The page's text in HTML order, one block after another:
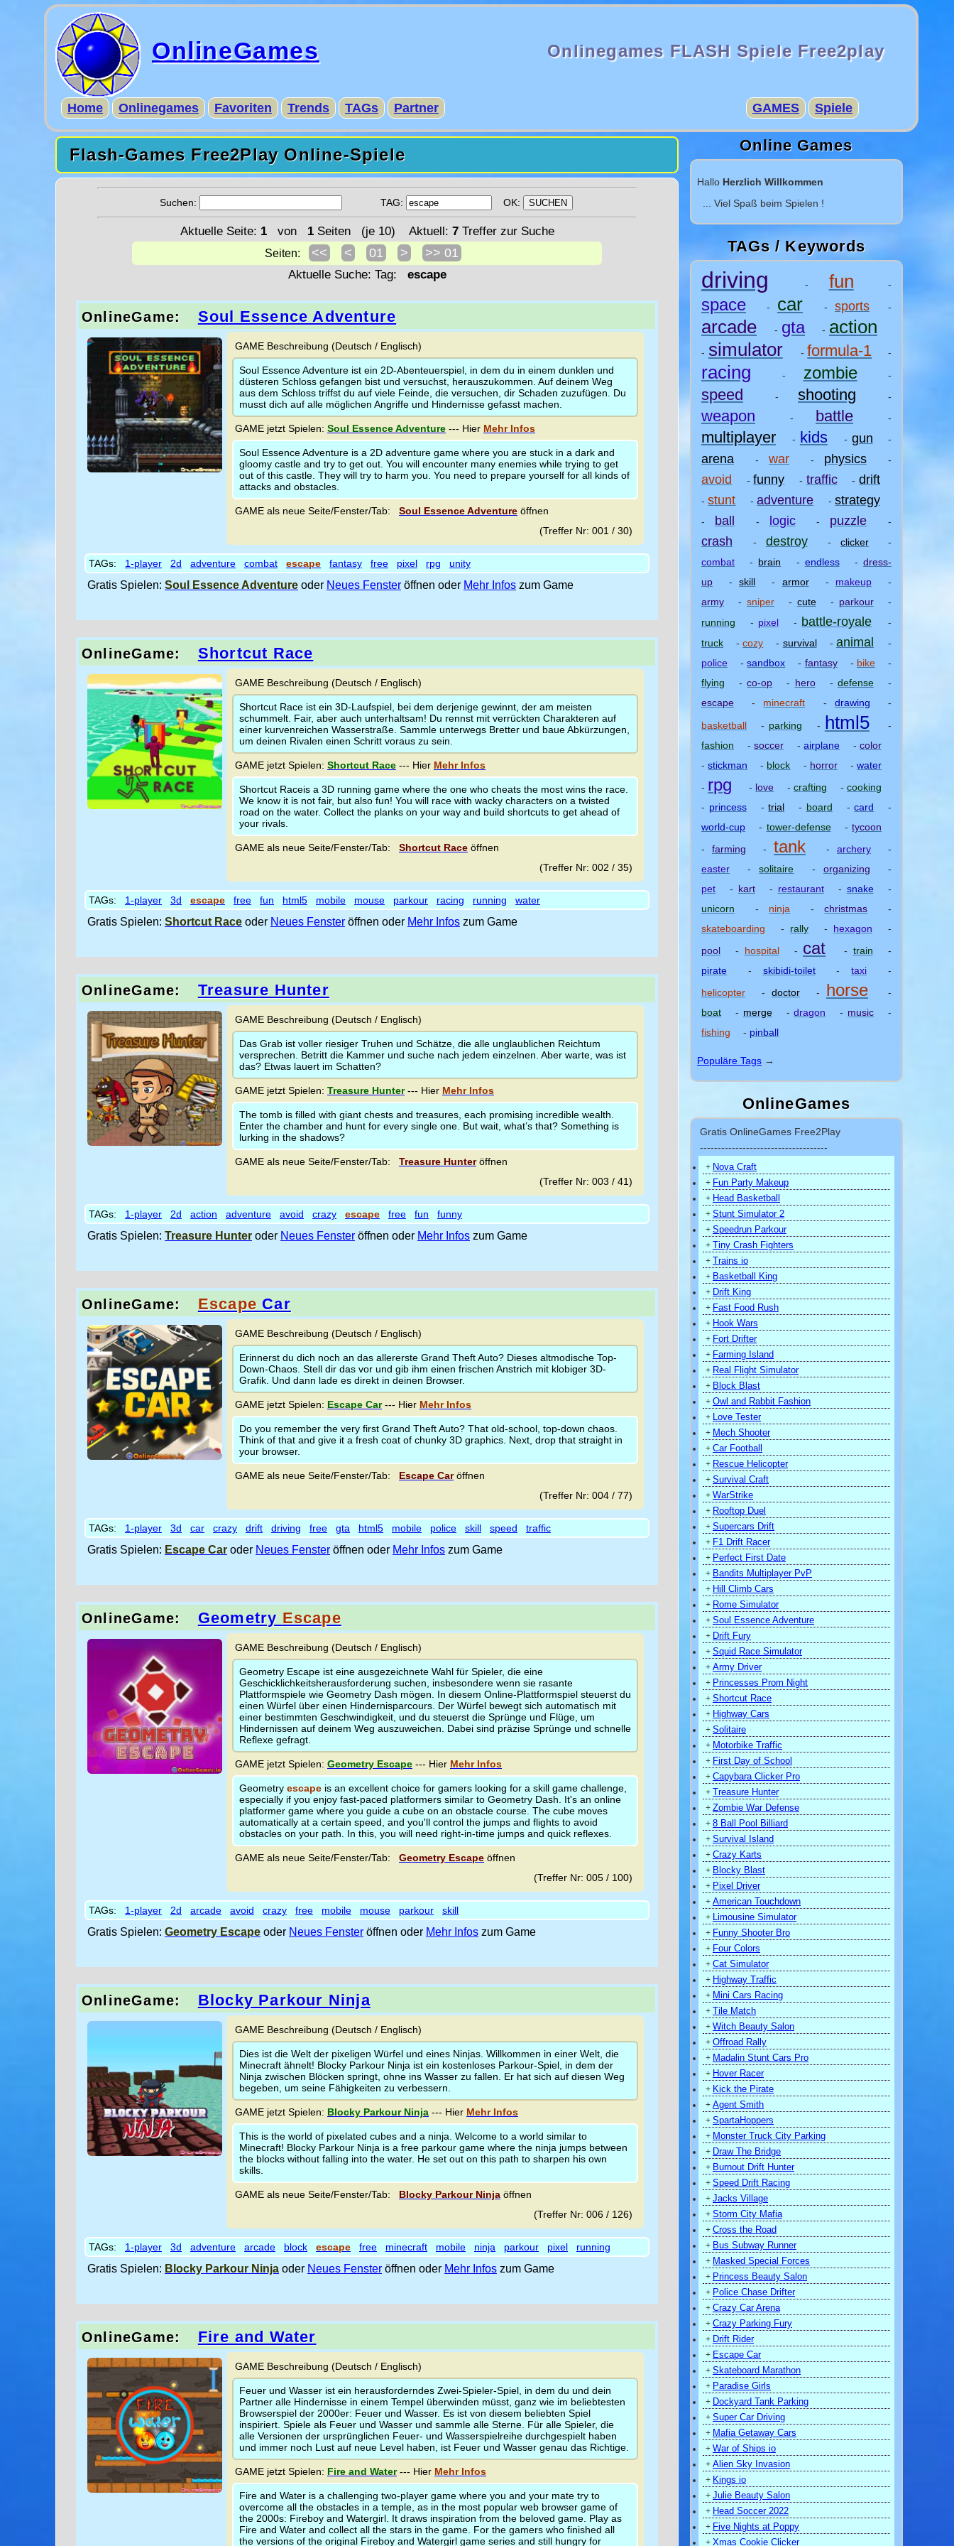
OnlineGames Onlinegames FLASH Spiele Free2play
Home Onlinegames Favoriten Trends TAGs Partner Spiele
GAMES
Flash-Games Free2Play Online-Spiele
Suchen: TAG: OK:
Aktuelle Seite: 1von 1Seiten (je 10) Aktuell: 7Treffer zur Suche
Seiten: << < 01 > >> 01
Aktuelle Suche: Tag: escape
OnlineGame: Soul Essence Adventure
GAME Beschreibung (Deutsch / Englisch)
Soul Essence Adventure ist ein 2D-Abenteuerspiel, in dem du in einem dunklen und
düsteren Schloss gefangen bist und versuchst, herauszukommen. Auf deinem Weg
aus dem Schloss triffst du auf viele Feinde, die versuchen, dir Schaden zuzufügen. Du
musst dich auf alle möglichen Angriffe und Hindernisse gefasst machen.
GAME jetzt Spielen: Soul Essence Adventure --- Hier Mehr Infos
Soul Essence Adventure is a 2D adventure game where you are stuck in a dark and
gloomy castle and try to get out. You will encounter many enemies while trying to get
out of this castle. They will try to harm you. You need to prepare yourself for all kinds of
attacks and obstacles.
GAME als neue Seite/Fenster/Tab: Soul Essence Adventure öffnen
(Treffer Nr: 001 / 30)
TAGs: 1-player 2d adventure combat escape fantasy free pixel rpg unity
Gratis Spielen: Soul Essence Adventure oder Neues Fenster öffnen oder Mehr Infos zum Game
OnlineGame: Shortcut Race
GAME Beschreibung (Deutsch / Englisch)
Shortcut Race ist ein 3D-Laufspiel, bei dem derjenige gewinnt, der am meisten
schummelt. Fair, aber auch unterhaltsam! Du rennst mit verrückten Charakteren auf
einer kurvenreichen Wasserstraße. Sammle unterwegs Bretter und baue Abkürzungen,
um deinen Rivalen einen Schritt voraus zu sein.
GAME jetzt Spielen: Shortcut Race --- Hier Mehr Infos
Shortcut Raceis a 3D running game where the one who cheats the most wins the race.
We know it is not fair, but also fun! You will race with wacky characters on a twisted
road on the water. Collect the planks on your way and build shortcuts to get ahead of
your rivals.
GAME als neue Seite/Fenster/Tab: Shortcut Race öffnen
(Treffer Nr: 002 / 35)
TAGs: 1-player 3d escape free fun html5 mobile mouse parkour racing running water
Gratis Spielen: Shortcut Race oder Neues Fenster öffnen oder Mehr Infos zum Game
OnlineGame: Treasure Hunter
GAME Beschreibung (Deutsch / Englisch)
Das Grab ist voller riesiger Truhen und Schätze, die alle unglaublichen Reichtum
versprechen. Betritt die Kammer und suche nach jedem einzelnen. Aber warte, was ist
das? Etwas lauert im Schatten?
GAME jetzt Spielen: Treasure Hunter--- Hier Mehr Infos
The tomb is filled with giant chests and treasures, each promising incredible wealth.
Enter the chamber and hunt for every single one. But wait, what’s that? Something is
lurking in the shadows?
GAME als neue Seite/Fenster/Tab: Treasure Hunteröffnen
(Treffer Nr: 003 / 41)
TAGs: 1-player 2d action adventure avoid crazy escape free fun funny
Gratis Spielen: Treasure Hunter oder Neues Fenster öffnen oder Mehr Infos zum Game
OnlineGame: Escape Car
GAME Beschreibung (Deutsch / Englisch)
Erinnerst du dich noch an das allererste Grand Theft Auto? Dieses altmodische Top-
Down-Chaos. Stell dir das vor und gib ihm einen frischen Anstrich mit klobiger 3D-
Grafik. Und dann lade es direkt in deinen Browser.
GAME jetzt Spielen: Escape Car--- Hier Mehr Infos
Do you remember the very first Grand Theft Auto? That old-school, top-down chaos.
Think of that and give it a fresh coat of chunky 3D graphics. Next, drop that straight in
your browser.
GAME als neue Seite/Fenster/Tab: Escape Caröffnen
(Treffer Nr: 004 / 77)
TAGs: 1-player 3d car crazy drift driving free gta html5 mobile police skill speed traffic
Gratis Spielen: Escape Car oder Neues Fenster öffnen oder Mehr Infos zum Game
OnlineGame: Geometry Escape
GAME Beschreibung (Deutsch / Englisch)
Geometry Escape ist eine ausgezeichnete Wahl für Spieler, die eine
Geschicklichkeitsherausforderung suchen, insbesondere wenn sie rasante
Plattformspiele wie Geometry Dash mögen. In diesem Online-Plattformspiel steuerst du
einen Würfel über einen Hindernisparcours. Der Würfel bewegt sich automatisch mit
einer bestimmten Geschwindigkeit, und du steuerst die Sprünge und Flüge, um
Hindernissen auf deinem Weg auszuweichen. Dabei sind präzise Sprünge und schnelle
Reflexe gefragt.
GAME jetzt Spielen: Geometry Escape --- Hier Mehr Infos
Geometry escape is an excellent choice for gamers looking for a skill game challenge,
especially if you enjoy fast-paced platformers similar to Geometry Dash. It's an online
platformer game where you guide a cube on an obstacle course. The cube moves
automatically at a certain speed, and you'll control the jumps and flights to avoid
obstacles on your path. In this, you will need right-in-time jumps and quick reflexes.
GAME als neue Seite/Fenster/Tab: Geometry Escape öffnen
(Treffer Nr: 005 / 100)
TAGs: 1-player 2d arcade avoid crazy free mobile mouse parkour skill
Gratis Spielen: Geometry Escape oder Neues Fenster öffnen oder Mehr Infos zum Game
OnlineGame: Blocky Parkour Ninja
GAME Beschreibung (Deutsch / Englisch)
Dies ist die Welt der pixeligen Würfel und eines Ninjas. Willkommen in einer Welt, die
Minecraft ähnelt! Blocky Parkour Ninja ist ein kostenloses Parkour-Spiel, in dem der
Ninja zwischen Blöcken springt, ohne ins Wasser zu fallen. Er hat sich auf diesen Weg
begeben, um seine Fähigkeiten zu verbessern.
GAME jetzt Spielen: Blocky Parkour Ninja --- Hier Mehr Infos
This is the world of pixelated cubes and a ninja. Welcome to a world similar to
Minecraft! Blocky Parkour Ninja is a free parkour game where the ninja jumps between
the blocks without falling into the water. He set out on this path to sharpen his own
skills.
GAME als neue Seite/Fenster/Tab: Blocky Parkour Ninja öffnen
(Treffer Nr: 006 / 126)
TAGs: 1-player 3d adventure arcade block escape free minecraft mobile ninja parkour pixel running
Gratis Spielen: Blocky Parkour Ninja oder Neues Fenster öffnen oder Mehr Infos zum Game
OnlineGame: Fire and Water
GAME Beschreibung (Deutsch / Englisch)
Feuer und Wasser ist ein herausforderndes Zwei-Spieler-Spiel, in dem du und dein
Partner alle Hindernisse in einem Tempel überwinden müsst, ganz wie im beliebtesten
Browserspiel der 2000er: Feuer und Wasser. Es ist von diesem beliebten Spiel
inspiriert. Spiele als Feuer und Wasser und sammle alle Sterne. Für alle Spieler, die
alle Versionen der ursprünglichen Feuer- und Wasserspielreihe durchgespielt haben
und immer noch Lust auf neue Level haben, ist Feuer und Wasser genau das Richtige.
GAME jetzt Spielen: Fire and Water--- Hier Mehr Infos
Fire and Water is a challenging two-player game where you and your mate try to
overcome all the obstacles in a temple, as in the most popular web browser game of
the 2000s: Fireboy and Watergirl. It draws inspiration from the beloved game. Play as
Fire and Water and collect all the stars in the game. For the gamers who finished all
the versions of the original Fireboy and Watergirl game series and still hungry for
Online Games
Hallo Herzlich Willkommen
... Viel Spaß beim Spielen !
TAGs / Keywords
driving - fun -
space - car - sports -
arcade - gta - action
- simulator -formula-1 -
racing - zombie -
speed - shooting -
weapon - battle -
multiplayer - kids - gun -
arena - war - physics -
avoid -funny - traffic -drift
-stunt -adventure -strategy
- ball - logic - puzzle -
crash - destroy -clicker
-
combat
- brain - endless -dress-
up
-skill - armor - makeup
-
army
- sniper - cute - parkour
-
running
- pixel - battle-royale
-
truck
-cozy - survival - animal
-
police
-sandbox - fantasy - bike
-
flying
-co-op - hero - defense
-
escape
- minecraft - drawing
-
basketball
- parking - html5
-
fashion
- soccer - airplane - color
-stickman - block - horror -water
- rpg - love -crafting -cooking
- princess -trial - board -card
-
world-cup
- tower-defense - tycoon
- farming - tank - archery
-
easter
-solitaire - organizing
-
pet
- kart - restaurant - snake
-
unicorn
- ninja -christmas
-
skateboarding
- rally - hexagon
-
pool
- hospital - cat - train
-
pirate
- skibidi-toilet -taxi
-
helicopter
- doctor - horse
-
boat
- merge -dragon - music
-
fishing
- pinball
Populäre Tags →
OnlineGames
Gratis OnlineGames Free2Play
------------------------------------
+ Nova Craft
+ Fun Party Makeup
+ Head Basketball
+ Stunt Simulator 2
+ Speedrun Parkour
+ Tiny Crash Fighters
+ Trains io
+ Basketball King
+ Drift King
+ Fast Food Rush
+ Hook Wars
+ Fort Drifter
+ Farming Island
+ Real Flight Simulator
+ Block Blast
+ Owl and Rabbit Fashion
+ Love Tester
+ Mech Shooter
+ Car Football
+ Rescue Helicopter
+ Survival Craft
+ WarStrike
+ Rooftop Duel
+ Supercars Drift
+ F1 Drift Racer
+ Perfect First Date
+ Bandits Multiplayer PvP
+ Hill Climb Cars
+ Rome Simulator
+ Soul Essence Adventure
+ Drift Fury
+ Squid Race Simulator
+ Army Driver
+ Princesses Prom Night
+ Shortcut Race
+ Highway Cars
+ Solitaire
+ Motorbike Traffic
+ First Day of School
+ Capybara Clicker Pro
+ Treasure Hunter
+ Zombie War Defense
+ 8 Ball Pool Billiard
+ Survival Island
+ Crazy Karts
+ Blocky Blast
+ Pixel Driver
+ American Touchdown
+ Limousine Simulator
+ Funny Shooter Bro
+ Four Colors
+ Cat Simulator
+ Highway Traffic
+ Mini Cars Racing
+ Tile Match
+ Witch Beauty Salon
+ Offroad Rally
+ Madalin Stunt Cars Pro
+ Hover Racer
+ Kick the Pirate
+ Agent Smith
+ SpartaHoppers
+ Monster Truck City Parking
+ Draw The Bridge
+ Burnout Drift Hunter
+ Speed Drift Racing
+ Jacks Village
+ Storm City Mafia
+ Cross the Road
+ Bus Subway Runner
+ Masked Special Forces
+ Princess Beauty Salon
+ Police Chase Drifter
+ Crazy Car Arena
+ Crazy Parking Fury
+ Drift Rider
+ Escape Car
+ Skateboard Marathon
+ Paradise Girls
+ Dockyard Tank Parking
+ Super Car Driving
+ Mafia Getaway Cars
+ War of Ships io
+ Alien Sky Invasion
+ Kings io
+ Julie Beauty Salon
+ Head Soccer 2022
+ Five Nights at Poppy
+ Xmas Cookie Clicker